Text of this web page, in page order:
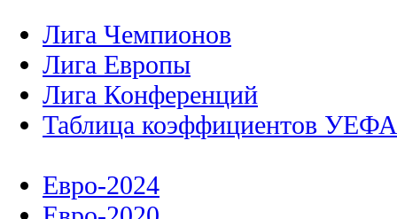
Лига Чемпионов
Лига Европы
Лига Конференций
Таблица коэффициентов УЕФА
Евро-2024